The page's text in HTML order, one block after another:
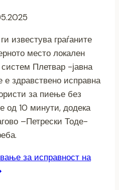
известува граѓаните
место локален
Плетвар -јавна
здравствено исправна
за пиење без
од 10 минути, додека
–Петрески Тоде-
за исправност на